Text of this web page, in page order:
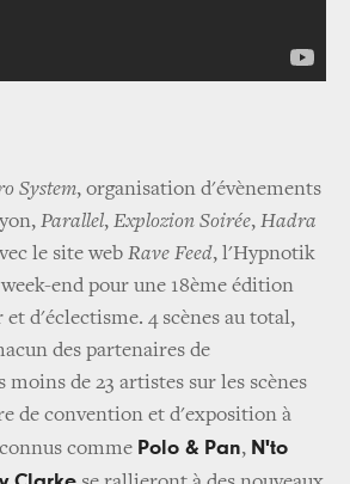
System, organisation d'évènements
Parallel, Explozion Soirée, Hadra
le site web Rave Feed, l'Hypnotik
end pour une 18ème édition
d'éclectisme. 4 scènes au total,
des partenaires de
moins de 23 artistes sur les scènes
de convention et d'exposition à
comme Polo & Pan, N'to